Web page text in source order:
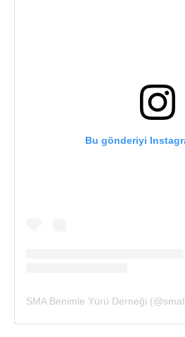
Bu gönderiyi